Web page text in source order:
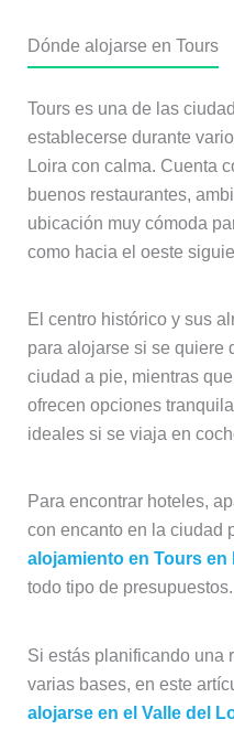
Dónde alojarse en Tours
Tours es una de las
establecerse durante
Loira con calma. Cuenta
buenos restaurantes,
ubicación muy cómoda
como hacia el oeste
El centro histórico y sus
para alojarse si se quiere
ciudad a pie, mientras
ofrecen opciones
ideales si se viaja en
Para encontrar hoteles,
con encanto en la ciudad
alojamiento en Tours en
todo tipo de presupuestos.
Si estás planificando una
varias bases, en este
alojarse en el Valle del